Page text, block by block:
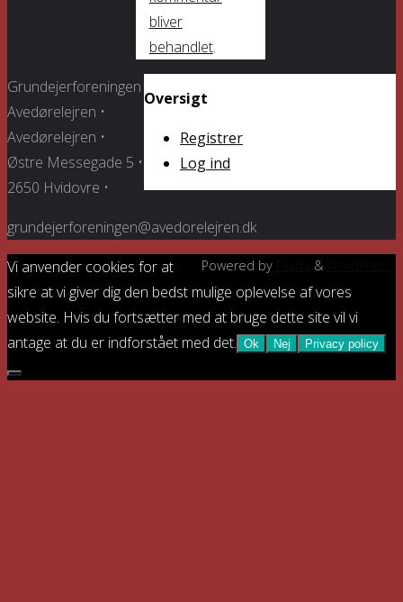
bliver
behandlet.
Oversigt
Registrer
Log ind
Grundejerforeningen
Avedørelejren •
Avedørelejren •
Østre Messegade 5 •
2650 Hvidovre •
grundejerforeningen@avedorelejren.dk
Powered by &
Vi anvender cookies for at
sikre at vi giver dig den bedst mulige oplevelse af vores
website. Hvis du fortsætter med at bruge dette site vil vi
antage at du er indforstået med det. Ok Nej Privacy policy